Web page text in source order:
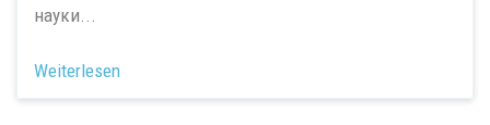
науки...
Weiterlesen